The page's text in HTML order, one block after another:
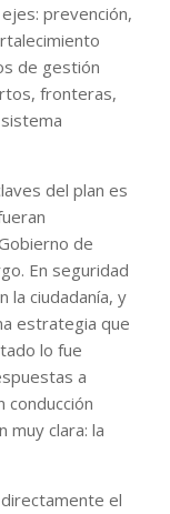
prevención,
de gestión
fronteras,
del plan es
de
En seguridad
la ciudadanía, y
estrategia que
lo fue
a
conducción
muy clara: la
el